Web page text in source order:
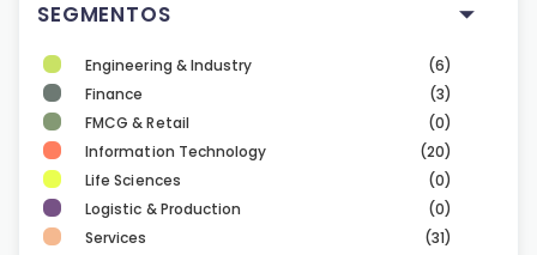
SEGMENTOS
Engineering & Industry
(6)
Finance
(3)
FMCG & Retail
(0)
Information Technology
(20)
Life Sciences
(0)
Logistic & Production
(0)
Services
(31)